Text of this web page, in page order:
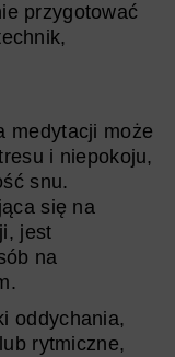
przygotować
medytacji może
i niepokoju,
snu.
się na
jest
na
oddychania,
rytmiczne,